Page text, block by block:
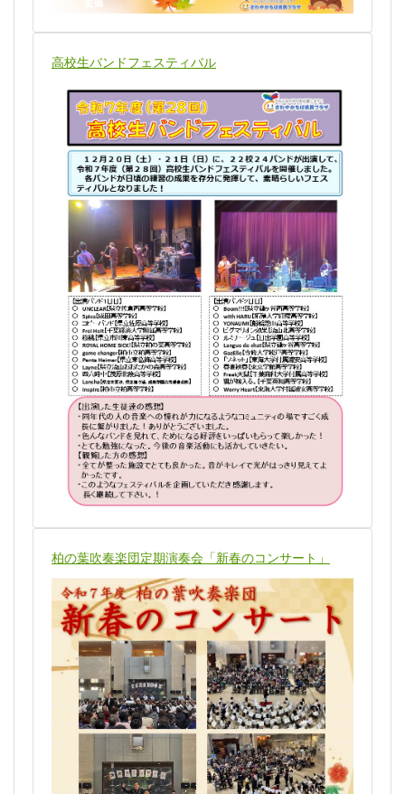
高校生バンドフェスティバル
柏の葉吹奏楽団定期演奏会「新春のコンサート」